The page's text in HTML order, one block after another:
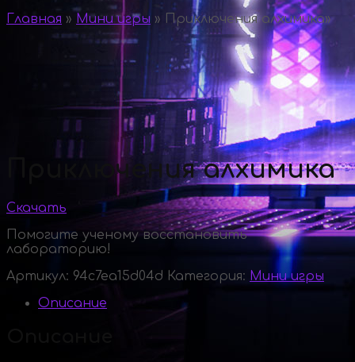
Главная » Мини игры » Приключения алхимика»
Приключения алхимика
Скачать
Помогите ученому восстановить
лабораторию!
Артикул: 94c7ea15d04d Категория: Мини игры
Описание